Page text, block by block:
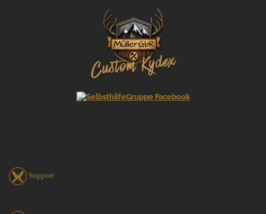
Support